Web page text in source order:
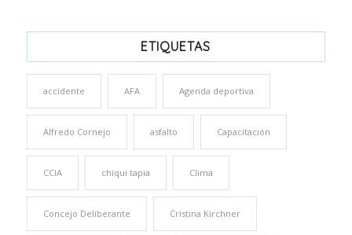
ETIQUETAS
accidente AFA Agenda deportiva
Alfredo Cornejo asfalto Capacitación
CCIA chiqui tapia Clima
Concejo Deliberante Cristina Kirchner